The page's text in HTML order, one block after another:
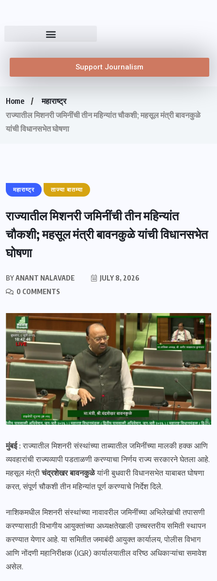
Support Journalism
Home
महाराष्ट्र
राज्यातील मिशनरी जमिनींची तीन महिन्यांत चौकशी; महसूल मंत्री बावनकुळे
यांची विधानसभेत घोषणा
महाराष्ट्र ताज्या बातम्या
राज्यातील मिशनरी जमिनींची तीन महिन्यांत
चौकशी; महसूल मंत्री बावनकुळे यांची विधानसभेत
घोषणा
BYANANT NALAVADE
JULY 8, 2026
0 COMMENTS
मुंबई :राज्यातील मिशनरी संस्थांच्या ताब्यातील जमिनींच्या मालकी हक्क आणि
व्यवहारांची राज्यव्यापी पडताळणी करण्याचा निर्णय राज्य सरकारने घेतला आहे.
महसूल मंत्रीचंद्रशेखर बावनकुळेयांनी बुधवारी विधानसभेत याबाबत घोषणा
करत, संपूर्ण चौकशी तीन महिन्यांत पूर्ण करण्याचे निर्देश दिले.
नाशिकमधील मिशनरी संस्थांच्या नावावरील जमिनींच्या अभिलेखांची तपासणी
करण्यासाठी विभागीय आयुक्तांच्या अध्यक्षतेखाली उच्चस्तरीय समिती स्थापन
करण्यात येणार आहे. या समितीत जमाबंदी आयुक्त कार्यालय, पोलीस विभाग
आणि नोंदणी महानिरीक्षक (IGR) कार्यालयातील वरिष्ठ अधिकाऱ्यांचा समावेश
असेल.